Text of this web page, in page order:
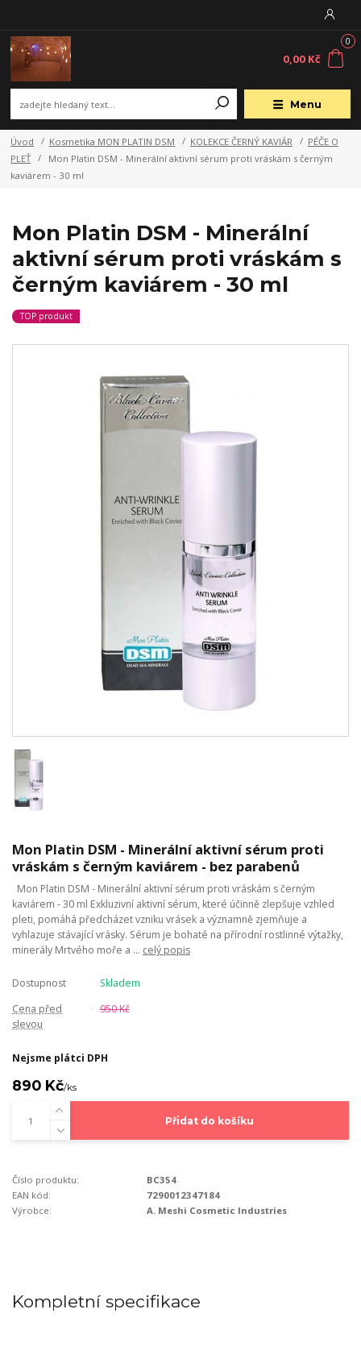
Menu
0
0,00 Kč
Úvod Kosmetika MON PLATIN DSM KOLEKCE ČERNÝ KAVIÁR
PÉČE O
PLEŤ
Mon Platin DSM - Minerální aktivní sérum proti vráskám s černým
kaviárem - 30 ml
Mon Platin DSM - Minerální
aktivní sérum proti vráskám s
černým kaviárem - 30 ml
TOP produkt
Mon Platin DSM - Minerální aktivní sérum proti
vráskám s černým kaviárem - bez parabenů
Mon Platin DSM - Minerální aktivní sérum proti vráskám s černým
kaviárem - 30 ml Exkluzivní aktivní sérum, které účinně zlepšuje vzhled
pleti, pomáhá předcházet vzniku vrásek a významně zjemňuje a
vyhlazuje stávající vrásky. Sérum je bohaté na přírodní rostlinné výtažky,
minerály Mrtvého moře a ... celý popis
Dostupnost
Skladem
Cena před
slevou
950 Kč
Nejsme plátci DPH
890 Kč/ks
Přidat do košíku
Číslo produktu:
BC354
EAN kód:
7290012347184
Výrobce:
A. Meshi Cosmetic Industries
Kompletní specifikace